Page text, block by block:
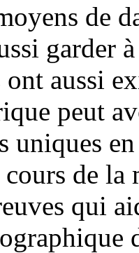
de
garder
ont aussi
peut
uniques
de
qui